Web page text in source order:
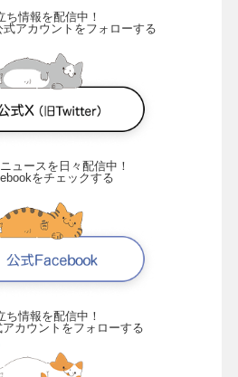
ち情報を配信中！
アカウントをフォローする
ュースを日々配信中！
をチェックする
ち情報を配信中！
アカウントをフォローする